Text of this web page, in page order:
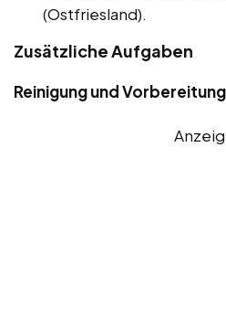
(Ostfriesland).
Zusätzliche Aufgaben
Reinigung und Vorbereitung